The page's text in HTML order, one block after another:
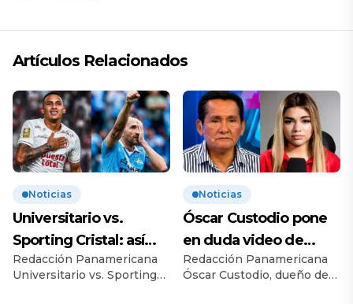
Artículos Relacionados
Noticias
Universitario vs.
Sporting Cristal: así
llegan al esperado
duelo
Redacción Panamericana
Universitario vs. Sporting
Noticias
Óscar Custodio pone
en duda video de
Naldy Saldaña: “Hay
cosas que de repente
Redacción Panamericana
Óscar Custodio, dueño de